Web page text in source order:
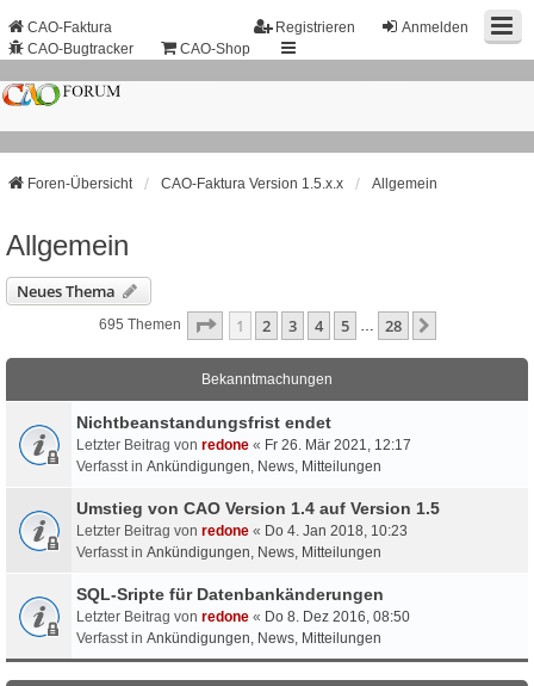
Anmelden
Registrieren
CAO-Faktura
CAO-Bugtracker
CAO-Shop
Foren-Übersicht CAO-Faktura Version 1.5.x.x Allgemein
Allgemein
Neues Thema
695 Themen Seite 1Von 28
1 2 3 4 5 28
Bekanntmachungen
Nichtbeanstandungs­frist endet
Letzter Beitrag von redone « Fr 26. Mär 2021, 12:17
Verfasst in Ankündigungen, News, Mitteilungen
Umstieg von CAO Version 1.4 auf Version 1.5
Letzter Beitrag von redone « Do 4. Jan 2018, 10:23
Verfasst in Ankündigungen, News, Mitteilungen
SQL-Sripte für Datenbankänderungen
Letzter Beitrag von redone « Do 8. Dez 2016, 08:50
Verfasst in Ankündigungen, News, Mitteilungen